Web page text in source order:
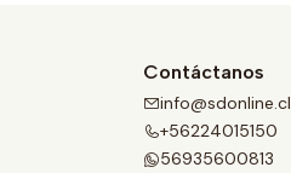
Contáctanos
info@sdonline.cl
+56224015150
56935600813